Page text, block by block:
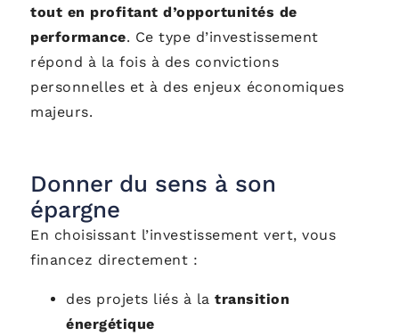
tout en profitant d’opportunités de
performance. Ce type d’investissement
répond à la fois à des convictions
personnelles et à des enjeux économiques
majeurs.
Donner du sens à son
épargne
En choisissant l’investissement vert, vous
financez directement :
des projets liés à la transition
énergétique